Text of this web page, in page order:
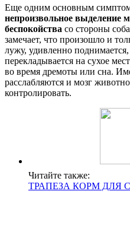
Еще одним основным
непроизвольное выделение
беспокойства со стороны
замечает, что произошло и
лужу, удивленно
перекладывается на сухое
во время дремоты или сна.
расслабляются и мозг
контролировать.
Читайте также:
ТРАПЕЗА КОРМ ДЛЯ